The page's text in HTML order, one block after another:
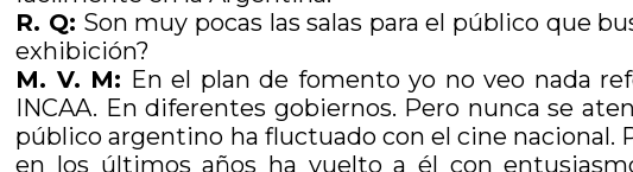
R. Q: Son muy pocas las salas para el público que
exhibición?
M. V. M: En el plan de fomento yo no veo nada
INCAA. En diferentes gobiernos. Pero nunca se
público argentino ha fluctuado con el cine
en los últimos años ha vuelto a él con